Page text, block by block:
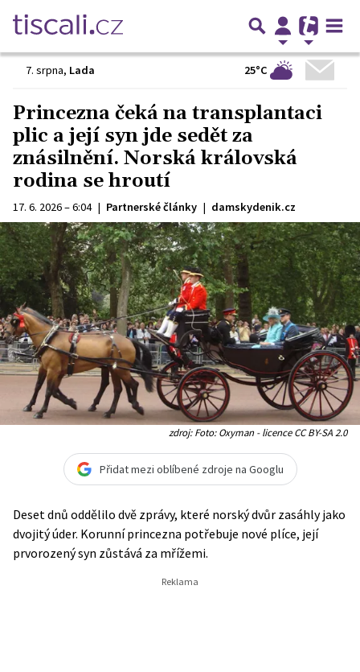
7. srpna, Lada 25°C
Princezna čeká na transplantaci
plic a její syn jde sedět za
znásilnění. Norská královská
rodina se hroutí
17. 6. 2026 – 6:04 | Partnerské články | damskydenik.cz
zdroj: Foto: Oxyman - licence CC BY-SA 2.0
Přidat mezi oblíbené zdroje na Googlu
Deset dnů oddělilo dvě zprávy, které norský dvůr zasáhly jako
dvojitý úder. Korunní princezna potřebuje nové plíce, její
prvorozený syn zůstává za mřížemi.